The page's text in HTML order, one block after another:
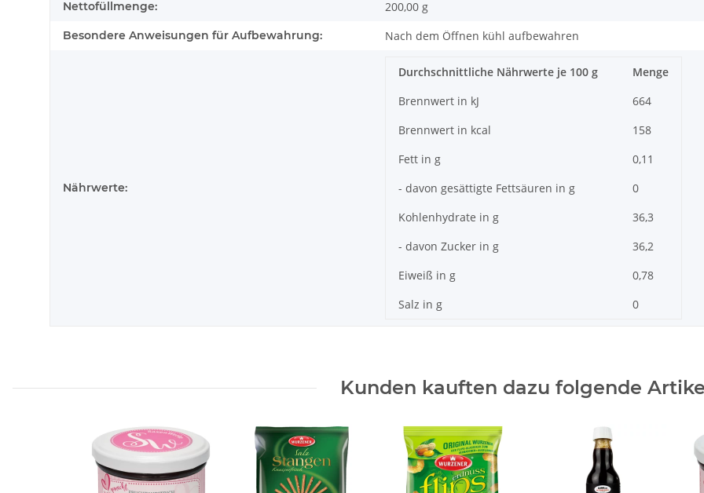
Nettofüllmenge: 200,00 g
Besondere Anweisungen für Aufbewahrung: Nach dem Öffnen kühl aufbewahren
Nährwerte:
Durchschnittliche Nährwerte je 100 g
Menge
Brennwert in kJ
664
Brennwert in kcal
158
Fett in g
0,11
- davon gesättigte Fettsäuren in g
0
Kohlenhydrate in g
36,3
- davon Zucker in g
36,2
Eiweiß in g
0,78
Salz in g
0
Kunden kauften dazu folgende